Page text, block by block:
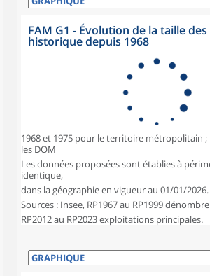
FAM G1 - Évolution de la taille
historique depuis 1968
1968 et 1975 pour le territoire métropolitain ;
les DOM
Les données proposées sont établies à
identique,
dans la géographie en vigueur au 01/01/2026.
Sources : Insee, RP1967 au RP1999
RP2012 au RP2023 exploitations principales.